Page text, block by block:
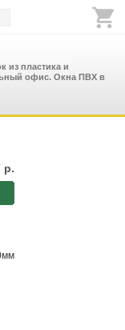
из пластика и
офис. Окна ПВХ в
р.